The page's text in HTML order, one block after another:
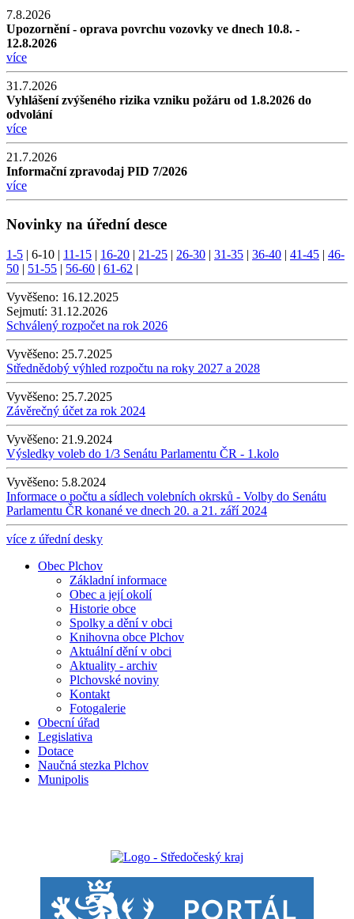
7.8.2026
Upozornění - oprava povrchu vozovky ve dnech 10.8. -
12.8.2026
více
31.7.2026
Vyhlášení zvýšeného rizika vzniku požáru od 1.8.2026 do
odvolání
více
21.7.2026
Informační zpravodaj PID 7/2026
více
Novinky na úřední desce
1-5 6-10 11-15 16-20 21-25 26-30 31-35 36-40 41-45
46-
50
51-55 56-60 61-62
Vyvěšeno: 16.12.2025
Sejmutí: 31.12.2026
Schválený rozpočet na rok 2026
Vyvěšeno: 25.7.2025
Střednědobý výhled rozpočtu na roky 2027 a 2028
Vyvěšeno: 25.7.2025
Závěrečný účet za rok 2024
Vyvěšeno: 21.9.2024
Výsledky voleb do 1/3 Senátu Parlamentu ČR - 1.kolo
Vyvěšeno: 5.8.2024
Informace o počtu a sídlech volebních okrsků - Volby do Senátu
Parlamentu ČR konané ve dnech 20. a 21. září 2024
více z úřední desky
Obec Plchov
Základní informace
Obec a její okolí
Historie obce
Spolky a dění v obci
Knihovna obce Plchov
Aktuální dění v obci
Aktuality - archiv
Plchovské noviny
Kontakt
Fotogalerie
Obecní úřad
Legislativa
Dotace
Naučná stezka Plchov
Munipolis